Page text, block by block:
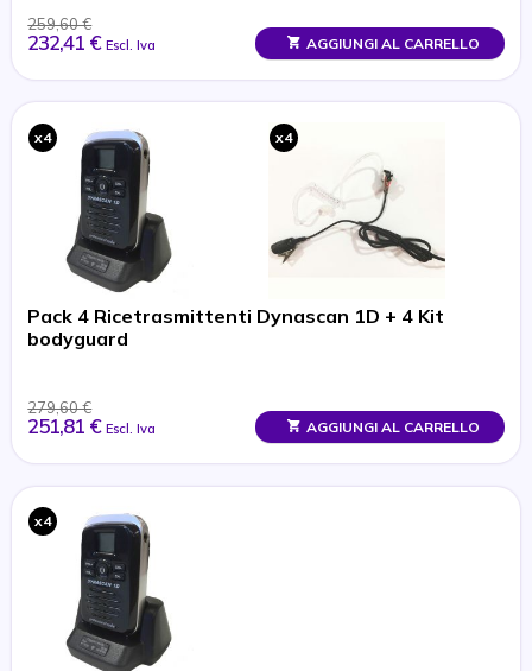
259,60 €
232,41 € Escl. Iva AGGIUNGI AL CARRELLO
x4 x4
Pack 4 Ricetrasmittenti Dynascan 1D + 4 Kit
bodyguard
279,60 €
251,81 € Escl. Iva AGGIUNGI AL CARRELLO
x4